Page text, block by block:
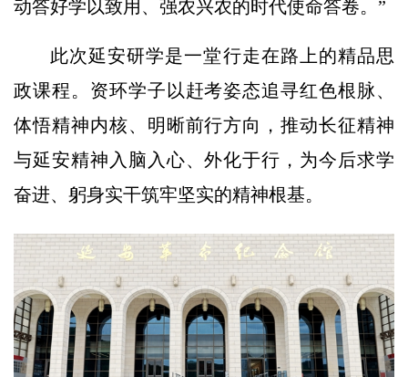
动答好学以致用、强农兴农的时代使命答卷。”
此次延安研学是一堂行走在路上的精品思
政课程。资环学子以赶考姿态追寻红色根脉、
体悟精神内核、明晰前行方向，推动长征精神
与延安精神入脑入心、外化于行，为今后求学
奋进、躬身实干筑牢坚实的精神根基。